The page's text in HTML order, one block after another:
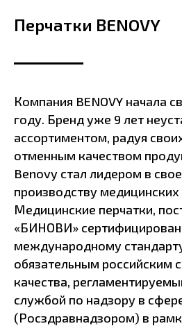
Перчатки BENOVY
Компания BENOVY начала
году. Бренд уже 9 лет
ассортиментом, радуя
отменным качеством
Benovy стал лидером в
производству медицинских
Медицинские перчатки,
«БИНОВИ»
международному
обязательным российским
качества,
службой по надзору в
(Росздравнадзором) в